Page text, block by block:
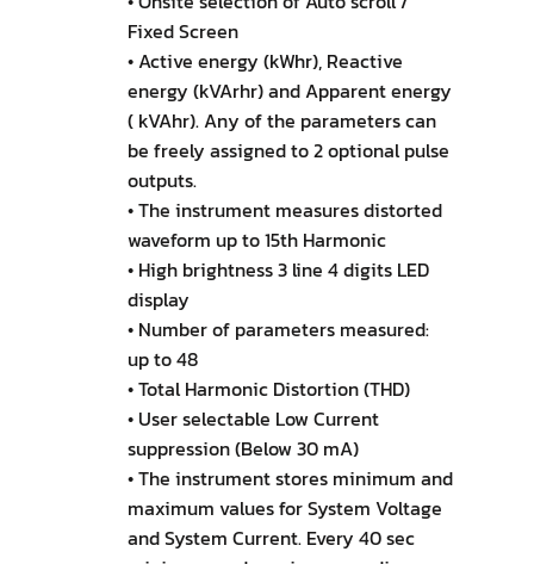
Fixed Screen
• Active energy (kWhr), Reactive
energy (kVArhr) and Apparent energy
( kVAhr). Any of the parameters can
be freely assigned to 2 optional pulse
outputs.
• The instrument measures distorted
waveform up to 15th Harmonic
• High brightness 3 line 4 digits LED
display
• Number of parameters measured:
up to 48
• Total Harmonic Distortion (THD)
• User selectable Low Current
suppression (Below 30 mA)
• The instrument stores minimum and
maximum values for System Voltage
and System Current. Every 40 sec